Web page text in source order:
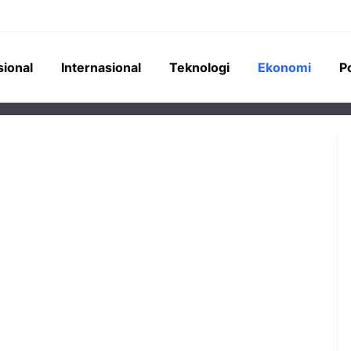
Internasional Teknologi Ekonomi